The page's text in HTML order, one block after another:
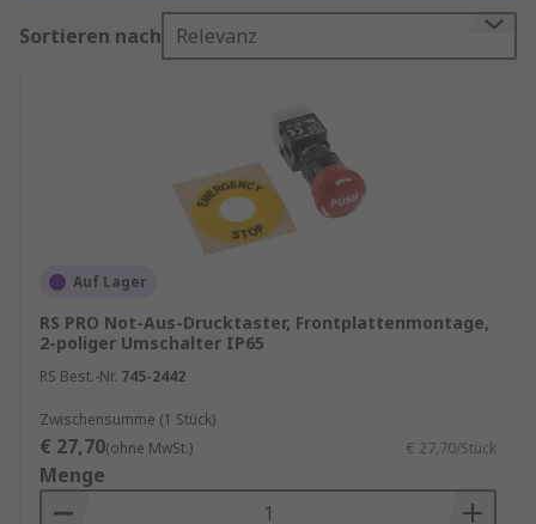
Auswahl praxisgerechter, robuster Not-Aus-
Lösungen in verschiedenen Bauformen – ideal
Finden Sie weitere verwandte Produkte wie
Drucktasterschalter,Drucktasteretiketten
Drucktasterabdeckungen
und allgemein
Erfahren Sie mehr in unserem
Notausschalterleitfaden.
Notaustaster kaufen
Unser Sortiment enthält Qualitätsprodukte von
Marken wie
TE Connectivity
IdecsowieRS PRO, unserer hauseigenen
Sortieren nach Relevanz
Auf Lager
RS PRO Not-Aus-Drucktaster, Frontplattenmontage,
2-poliger Umschalter IP65
RS Best.-Nr. 745-2442
Zwischensumme (1 Stück)
€ 27,70(ohne MwSt.) € 27,70/Stück
Menge